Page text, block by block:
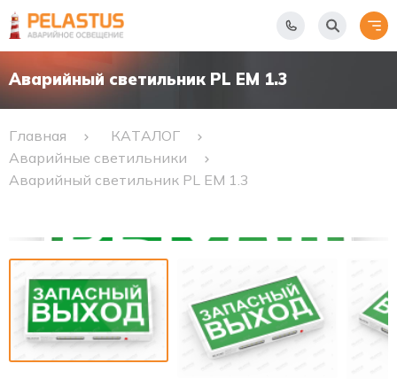
Аварийный светильник PL EM 1.3
Главная
КАТАЛОГ
Аварийные светильники
Аварийный светильник PL EM 1.3